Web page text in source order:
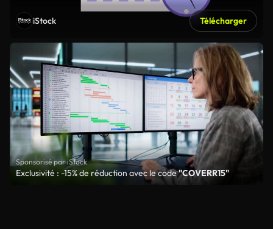
iStock Télécharger
Sponsorisé par iStock
Exclusivité : -15% de réduction avec le code"COVERR15"